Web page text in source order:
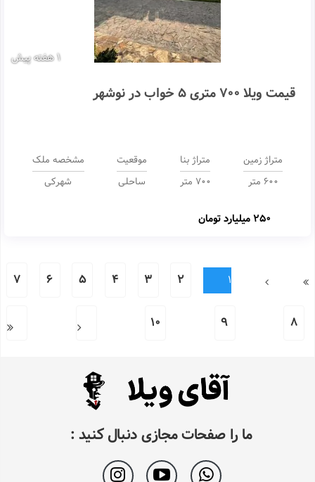
1 هفته پیش
قیمت ویلا 700 متری 5 خواب در نوشهر
متراژ زمین
600 متر
متراژ بنا
700 متر
موقعیت
ساحلی
مشخصه ملک
شهرکی
250 میلیارد تومان
1
2
3
4
5
6
7
8
9
10
ما را صفحات مجازی دنبال کنید :